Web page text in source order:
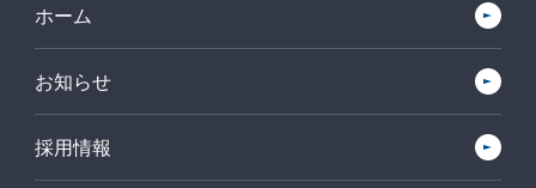
ホーム
お知らせ
採用情報